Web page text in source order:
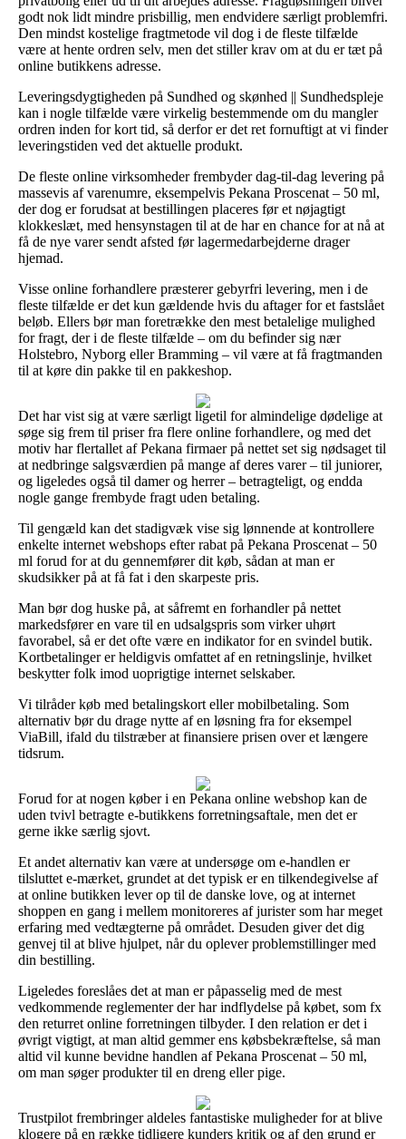
godt nok lidt mindre prisbillig, men endvidere særligt problemfri.
Den mindst kostelige fragtmetode vil dog i de fleste tilfælde
være at hente ordren selv, men det stiller krav om at du er tæt på
online butikkens adresse.
Leveringsdygtigheden på Sundhed og skønhed || Sundhedspleje
kan i nogle tilfælde være virkelig bestemmende om du mangler
ordren inden for kort tid, så derfor er det ret fornuftigt at vi finder
leveringstiden ved det aktuelle produkt.
De fleste online virksomheder frembyder dag-til-dag levering på
massevis af varenumre, eksempelvis Pekana Proscenat – 50 ml,
der dog er forudsat at bestillingen placeres før et nøjagtigt
klokkeslæt, med hensynstagen til at de har en chance for at nå at
få de nye varer sendt afsted før lagermedarbejderne drager
hjemad.
Visse online forhandlere præsterer gebyrfri levering, men i de
fleste tilfælde er det kun gældende hvis du aftager for et fastslået
beløb. Ellers bør man foretrække den mest betalelige mulighed
for fragt, der i de fleste tilfælde – om du befinder sig nær
Holstebro, Nyborg eller Bramming – vil være at få fragtmanden
til at køre din pakke til en pakkeshop.
Det har vist sig at være særligt ligetil for almindelige dødelige at
søge sig frem til priser fra flere online forhandlere, og med det
motiv har flertallet af Pekana firmaer på nettet set sig nødsaget til
at nedbringe salgsværdien på mange af deres varer – til juniorer,
og ligeledes også til damer og herrer – betragteligt, og endda
nogle gange frembyde fragt uden betaling.
Til gengæld kan det stadigvæk vise sig lønnende at kontrollere
enkelte internet webshops efter rabat på Pekana Proscenat – 50
ml forud for at du gennemfører dit køb, sådan at man er
skudsikker på at få fat i den skarpeste pris.
Man bør dog huske på, at såfremt en forhandler på nettet
markedsfører en vare til en udsalgspris som virker uhørt
favorabel, så er det ofte være en indikator for en svindel butik.
Kortbetalinger er heldigvis omfattet af en retningslinje, hvilket
beskytter folk imod uoprigtige internet selskaber.
Vi tilråder køb med betalingskort eller mobilbetaling. Som
alternativ bør du drage nytte af en løsning fra for eksempel
ViaBill, ifald du tilstræber at finansiere prisen over et længere
tidsrum.
Forud for at nogen køber i en Pekana online webshop kan de
uden tvivl betragte e-butikkens forretningsaftale, men det er
gerne ikke særlig sjovt.
Et andet alternativ kan være at undersøge om e-handlen er
tilsluttet e-mærket, grundet at det typisk er en tilkendegivelse af
at online butikken lever op til de danske love, og at internet
shoppen en gang i mellem monitoreres af jurister som har meget
erfaring med vedtægterne på området. Desuden giver det dig
genvej til at blive hjulpet, når du oplever problemstillinger med
din bestilling.
Ligeledes foreslåes det at man er påpasselig med de mest
vedkommende reglementer der har indflydelse på købet, som fx
den returret online forretningen tilbyder. I den relation er det i
øvrigt vigtigt, at man altid gemmer ens købsbekræftelse, så man
altid vil kunne bevidne handlen af Pekana Proscenat – 50 ml,
om man søger produkter til en dreng eller pige.
Trustpilot frembringer aldeles fantastiske muligheder for at blive
klogere på en række tidligere kunders kritik og af den grund er